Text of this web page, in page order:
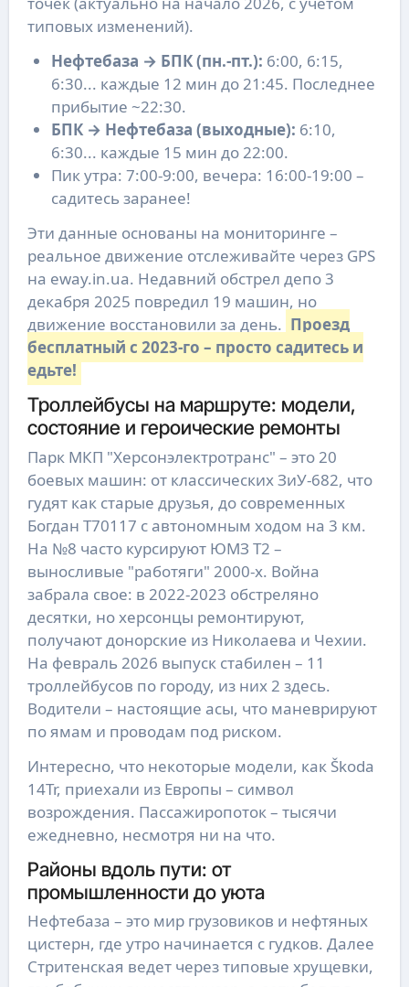
типовых изменений).
Нефтебаза → БПК (пн.-пт.): 6:00, 6:15,
6:30... каждые 12 мин до 21:45. Последнее
прибытие ~22:30.
БПК → Нефтебаза (выходные): 6:10,
6:30... каждые 15 мин до 22:00.
Пик утра: 7:00-9:00, вечера: 16:00-19:00 –
садитесь заранее!
Эти данные основаны на мониторинге –
реальное движение отслеживайте через GPS
на eway.in.ua. Недавний обстрел депо 3
декабря 2025 повредил 19 машин, но
движение восстановили за день. Проезд
бесплатный с 2023-го – просто садитесь и
едьте!
Троллейбусы на маршруте: модели,
состояние и героические ремонты
Парк МКП "Херсонэлектротранс" – это 20
боевых машин: от классических ЗиУ-682, что
гудят как старые друзья, до современных
Богдан Т70117 с автономным ходом на 3 км.
На №8 часто курсируют ЮМЗ Т2 –
выносливые "работяги" 2000-х. Война
забрала свое: в 2022-2023 обстреляно
десятки, но херсонцы ремонтируют,
получают донорские из Николаева и Чехии.
На февраль 2026 выпуск стабилен – 11
троллейбусов по городу, из них 2 здесь.
Водители – настоящие асы, что маневрируют
по ямам и проводам под риском.
Интересно, что некоторые модели, как Škoda
14Tr, приехали из Европы – символ
возрождения. Пассажиропоток – тысячи
ежедневно, несмотря ни на что.
Районы вдоль пути: от
промышленности до уюта
Нефтебаза – это мир грузовиков и нефтяных
цистерн, где утро начинается с гудков. Далее
Стритенская ведет через типовые хрущевки,